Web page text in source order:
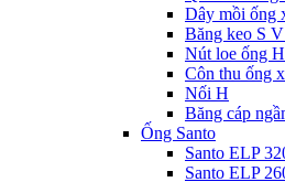
Dây mồi ống
Băng keo S
Nút loe ống
Côn thu ống
Nối H
Băng cáp
Ống Santo
Santo ELP
Santo ELP